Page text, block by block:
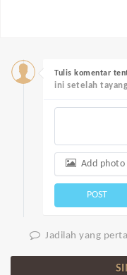
Tulis komentar
ini setelah
Add photo
POST
Jadilah yang